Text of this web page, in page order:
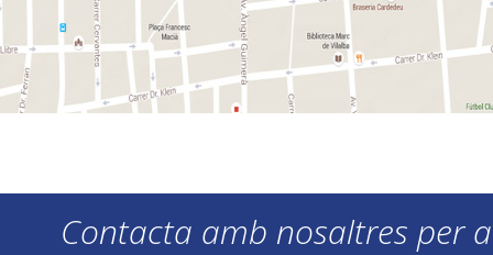
Contacta amb nosaltres per